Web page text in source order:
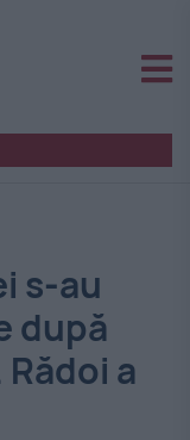
s-au
după
a